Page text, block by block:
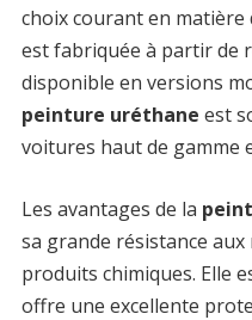
choix courant en
est fabriquée à partir de
disponible en versions
peinture uréthane est
voitures haut de gamme
Les avantages de la
sa grande résistance aux
produits chimiques. Elle
offre une excellente